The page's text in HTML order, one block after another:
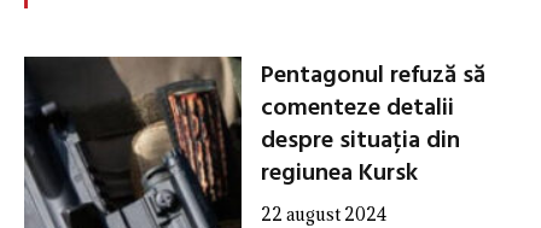
Pentagonul refuză să
comenteze detalii
despre situația din
regiunea Kursk
22 august 2024